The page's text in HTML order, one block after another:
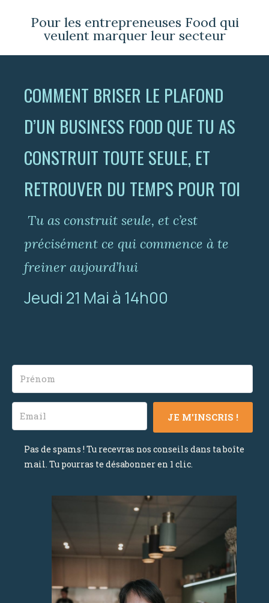
Pour les entrepreneuses Food qui
veulent marquer leur secteur
COMMENT BRISER LE PLAFOND
D’UN BUSINESS FOOD QUE TU AS
CONSTRUIT TOUTE SEULE, ET
RETROUVER DU TEMPS POUR TOI
Tu as construit seule, et c’est
précisément ce qui commence à te
freiner aujourd’hui
Jeudi 21 Mai à 14h00
JE M'INSCRIS !
Pas de spams ! Tu recevras nos conseils dans ta boîte
mail. Tu pourras te désabonner en 1 clic.